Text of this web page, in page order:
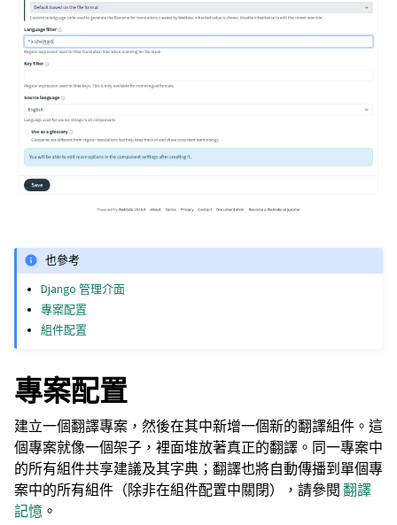
也參考
Django 管理介面
專案配置
組件配置
專案配置
建立一個翻譯專案，然後在其中新增一個新的翻譯組件。這
個專案就像一個架子，裡面堆放著真正的翻譯。同一專案中
的所有組件共享建議及其字典；翻譯也將自動傳播到單個專
案中的所有組件（除非在組件配置中關閉），請參閱翻譯
記憶 。